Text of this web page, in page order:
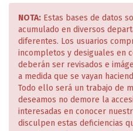
NOTA: Estas bases de datos
acumulado en diversos
diferentes. Los usuarios
incompletos y desiguales en
deberán ser revisados e
a medida que se vayan
Todo ello será un trabajo de
deseamos no demore la
interesadas en conocer
disculpen estas deficiencias